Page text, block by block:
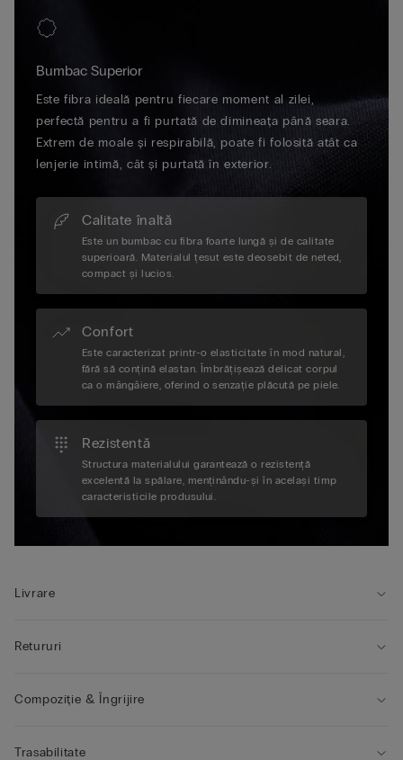
Bumbac Superior
Este fibra ideală pentru fiecare moment al zilei,
perfectă pentru a fi purtată de dimineața până seara.
Extrem de moale și respirabilă, poate fi folosită atât ca
lenjerie intimă, cât și purtată în exterior.
Calitate înaltă
Este un bumbac cu fibra foarte lungă și de calitate
superioară. Materialul țesut este deosebit de neted,
compact și lucios.
Confort
Este caracterizat printr-o elasticitate în mod natural,
fără să conțină elastan. Îmbrățișează delicat corpul
ca o mângâiere, oferind o senzație plăcută pe piele.
Rezistentă
Structura materialului garantează o rezistență
excelentă la spălare, menținându-și în același timp
caracteristicile produsului.
Livrare
Retururi
Compoziție & Îngrijire
Trasabilitate